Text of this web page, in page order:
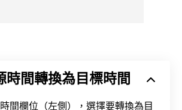
時間轉換為目標時間
間欄位（左側），選擇要轉換為目